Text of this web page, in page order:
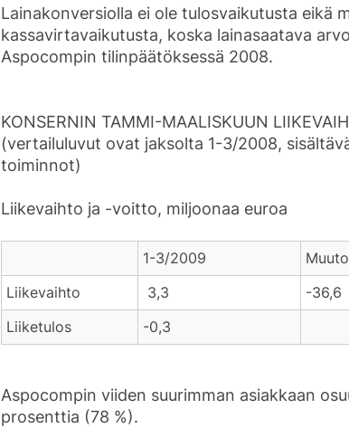
Lainakonversiolla ei ole tulosvaikutusta eikä
kassavirtavaikutusta, koska lainasaatava
Aspocompin tilinpäätöksessä 2008.
KONSERNIN TAMMI-MAALISKUUN
(vertailuluvut ovat jaksolta 1-3/2008,
toiminnot)
Liikevaihto ja -voitto, miljoonaa euroa
1-3/2009
Liikevaihto
3,3 -
Liiketulos
-0,3
Aspocompin viiden suurimman asiakkaan
prosenttia (78 %).